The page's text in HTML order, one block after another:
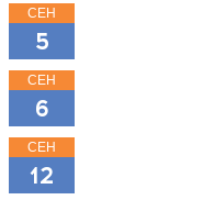
СЕН
5
СЕН
6
СЕН
12